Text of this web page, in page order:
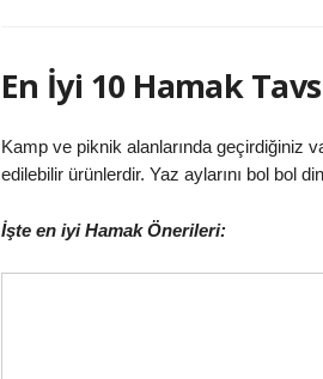
En İyi 10 Hamak
Kamp ve piknik alanlarında geçirdiğiniz
edilebilir ürünlerdir. Yaz aylarını bol bol
İşte en iyi Hamak Önerileri: